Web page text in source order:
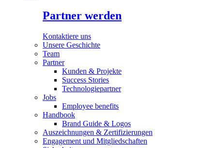
Partner werden
Kontaktiere uns
Unsere Geschichte
Team
Partner
Kunden & Projekte
Success Stories
Technologiepartner
Jobs
Employee benefits
Handbook
Brand Guide & Logos
Auszeichnungen & Zertifizierungen
Engagement und Mitgliedschaften